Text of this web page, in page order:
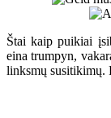
Štai kaip puikiai
eina trumpyn,
linksmų susitikimų.